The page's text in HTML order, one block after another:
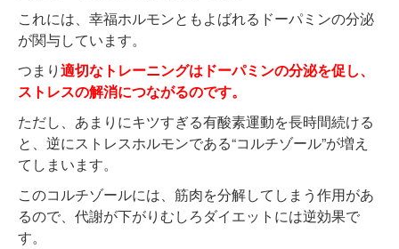
これには、幸福ホルモンともよばれるドーパミンの分泌
が関与しています。
つまり適切なトレーニングはドーパミンの分泌を促し、
ストレスの解消につながるのです。
ただし、あまりにキツすぎる有酸素運動を長時間続ける
と、逆にストレスホルモンである“コルチゾール”が増え
てしまいます。
このコルチゾールには、筋肉を分解してしまう作用があ
るので、代謝が下がりむしろダイエットには逆効果で
す。